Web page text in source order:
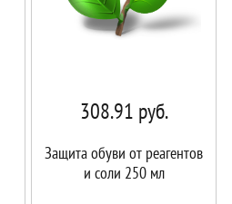
308.91 руб.
Защита обуви от реагентов
и соли 250 мл